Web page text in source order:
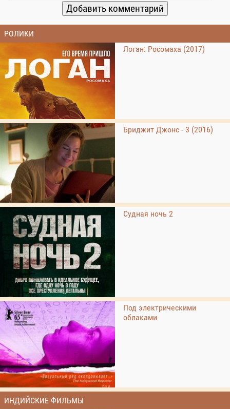
РОЛИКИ
Логан: Росомаха (2017)
Бриджит Джонс - 3 (2016)
Судная ночь 2
Под электрическими
облаками
ИНДИЙСКИЕ ФИЛЬМЫ